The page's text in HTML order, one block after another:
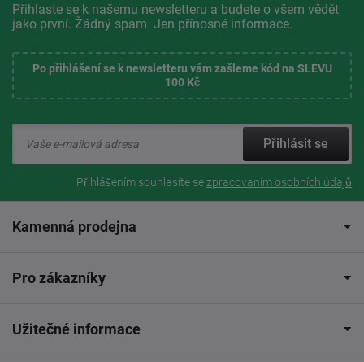
Přihlaste se k našemu newsletteru a budete o všem vědět
jako první. Žádný spam. Jen přínosné informace.
Po přihlášení se k newsletteru vám zašleme kód na SLEVU
100 Kč
Přihlásit se
Přihlášením souhlasíte sezpracovaním osobních údajů
Kamenná prodejna
Pro zákazníky
Užitečné informace